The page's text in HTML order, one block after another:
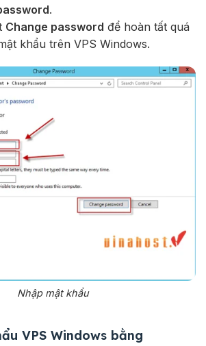
.
Change password để hoàn tất quá
khẩu trên VPS Windows.
Nhập mật khẩu
VPS Windows bằng